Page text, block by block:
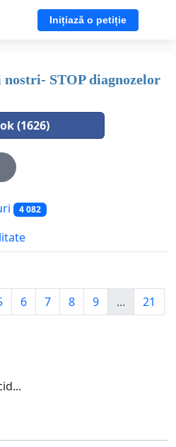
Inițiază o petiție
STOP diagnozelor
(1626)
4 082
6 7 8 9 ...
21